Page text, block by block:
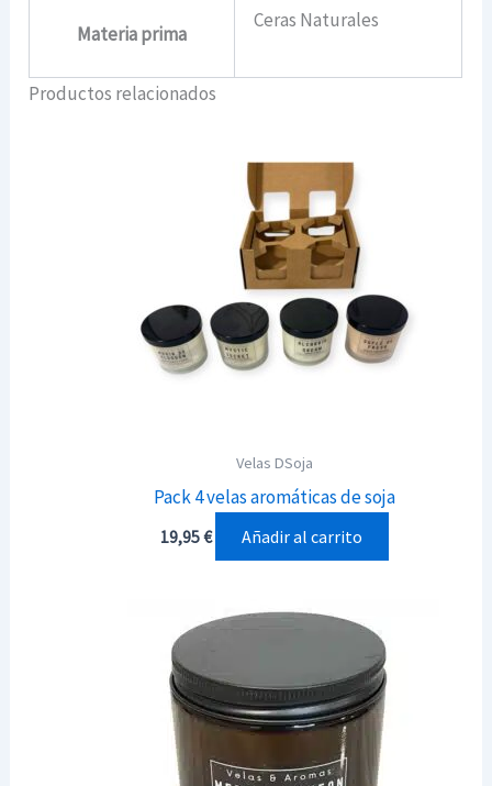
Materia prima
Ceras Naturales
Productos relacionados
Velas DSoja
Pack 4 velas aromáticas de soja
19,95€ Añadir al carrito